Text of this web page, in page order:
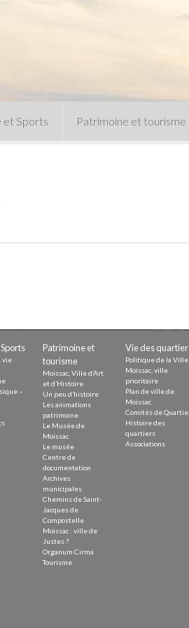
et Sports Patrimoine et tourisme
Le musée
vie
–
Patrimoine et
tourisme
Moissac, Ville d’Art
et d’Histoire
Un peu d’histoire
Les animations
patrimoine
Le Musée de
Moissac
Le musée
Centre de
documentation
Archives
municipales
Chemins de Saint-
Jacques de
Compostelle
Moissac : ville de
Justes ?
Organum Cirma
Tourisme
Vie des
Politique de la Ville
Moissac, ville
prioritaire
Plan de ville de
Moissac
Comités de
Histoire des
quartiers
Associations